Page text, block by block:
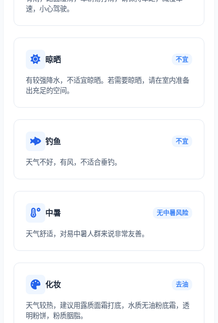
速，小心驾驶。
晾晒 不宜
有较强降水，不适宜晾晒。若需要晾晒，请在室内准备
出充足的空间。
钓鱼 不宜
天气不好，有风，不适合垂钓。
中暑 无中暑风险
天气舒适，对易中暑人群来说非常友善。
化妆 去油
天气较热，建议用露质面霜打底，水质无油粉底霜，透
明粉饼，粉质胭脂。